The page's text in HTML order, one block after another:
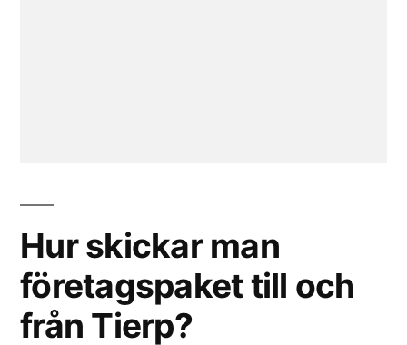
Hur skickar man
företagspaket till och
från Tierp?